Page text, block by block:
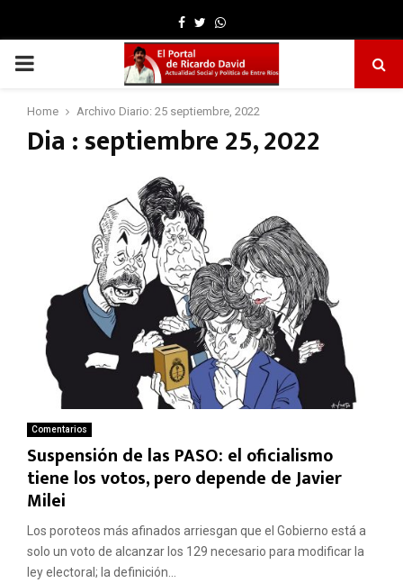
Facebook
TwitterWhatsapp
PRIMARY
MENU
Home Archivo Diario: 25 septiembre, 2022
Dia : septiembre 25, 2022
Comentarios
Suspensión de las PASO: el oficialismo
tiene los votos, pero depende de Javier
Milei
Los poroteos más afinados arriesgan que el Gobierno está a
solo un voto de alcanzar los 129 necesario para modificar la
ley electoral; la definición...